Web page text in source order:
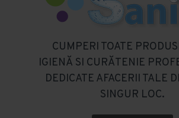
CUMPERI TOATE
IGIENĂ SI CURĂTENIE
DEDICATE AFACERII TALE
SINGUR LOC.